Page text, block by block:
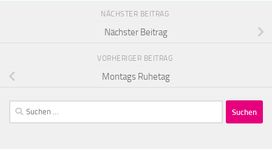
NÄCHSTER BEITRAG
Nächster Beitrag
VORHERIGER BEITRAG
Montags Ruhetag
Suchen
nach: